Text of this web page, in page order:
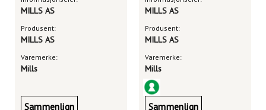
MILLS AS
Produsent:
MILLS AS
Varemerke:
Mills
Sammenlign
MILLS AS
Produsent:
MILLS AS
Varemerke:
Mills
Sammenlign